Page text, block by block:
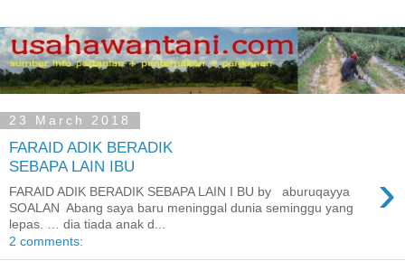
23 March 2018
FARAID ADIK BERADIK
SEBAPA LAIN IBU
›
FARAID ADIK BERADIK SEBAPA LAIN I BU by aburuqayya
SOALAN Abang saya baru meninggal dunia seminggu yang
lepas. … dia tiada anak d...
2 comments: